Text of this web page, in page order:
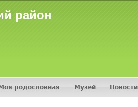
район
Моя родословная Музей Новости